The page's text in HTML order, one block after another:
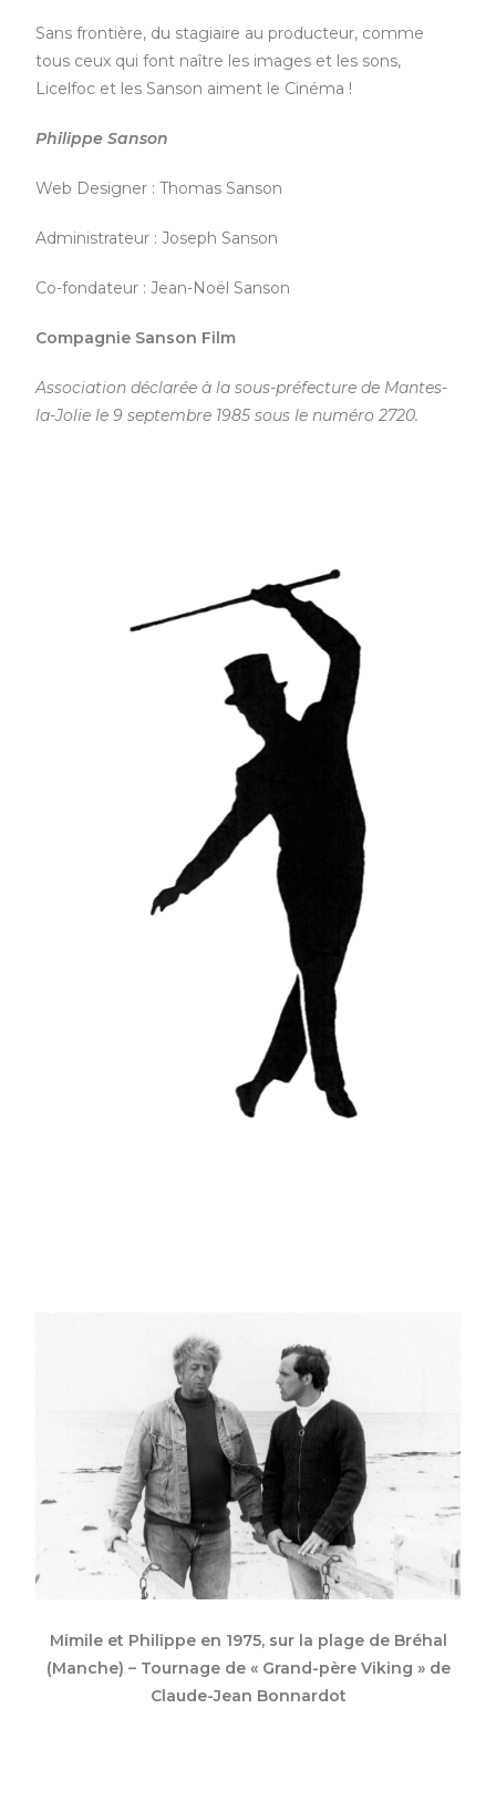
Sans frontière, du stagiaire au producteur, comme
tous ceux qui font naître les images et les sons,
Licelfoc et les Sanson aiment le Cinéma !
Philippe Sanson
Web Designer : Thomas Sanson
Administrateur : Joseph Sanson
Co-fondateur : Jean-Noël Sanson
Compagnie Sanson Film
Association déclarée à la sous-préfecture de Mantes-
la-Jolie le 9 septembre 1985 sous le numéro 2720.
Mimile et Philippe en 1975, sur la plage de Bréhal
(Manche) – Tournage de « Grand-père Viking » de
Claude-Jean Bonnardot